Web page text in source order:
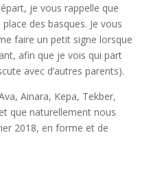
je vous rappelle que
des basques. Je vous
faire un petit signe lorsque
afin que je vois qui part
avec d’autres parents).
Ainara, Kepa, Tekber,
que naturellement nous
2018, en forme et de